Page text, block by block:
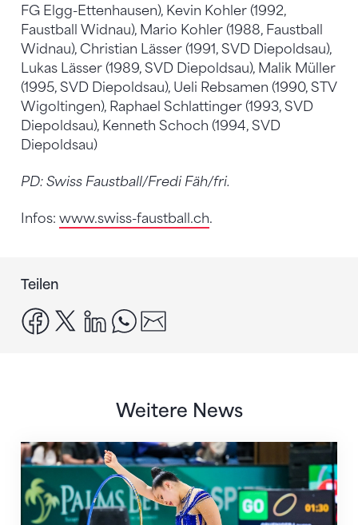
FG Elgg-Ettenhausen), Kevin Kohler (1992,
Faustball Widnau), Mario Kohler (1988, Faustball
Widnau), Christian Lässer (1991, SVD Diepoldsau),
Lukas Lässer (1989, SVD Diepoldsau), Malik Müller
(1995, SVD Diepoldsau), Ueli Rebsamen (1990, STV
Wigoltingen), Raphael Schlattinger (1993, SVD
Diepoldsau), Kenneth Schoch (1994, SVD
Diepoldsau)
PD: Swiss Faustball/Fredi Fäh/fri.
Infos: www.swiss-faustball.ch.
Teilen
facebook
x linkedinwhatsapp
Weitere News
Nächster Halt: Weltmeisterschaft